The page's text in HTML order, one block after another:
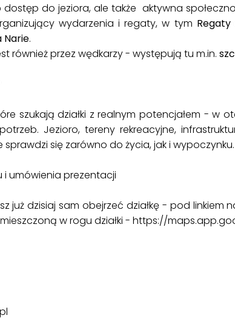
do jeziora, ale także aktywna
wydarzenia i regaty, w tym Regaty
Narie.
również przez wędkarzy - występują tu m.in.
szukają działki z realnym potencjałem - w
Jezioro, tereny rekreacyjne,
się zarówno do życia, jak i wypoczynku.
umówienia prezentacji
już dzisiaj sam obejrzeć działkę - pod linkiem
w rogu działki - https://